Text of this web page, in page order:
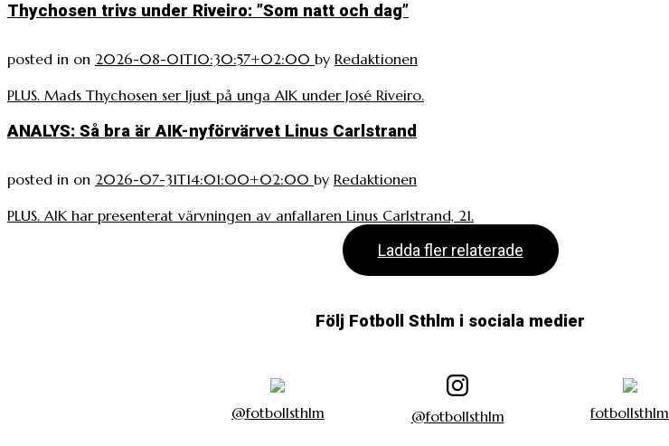
Thychosen trivs under Riveiro: ”Som natt och dag”
posted in on 2026-08-01T10:30:57+02:00 by Redaktionen
PLUS. Mads Thychosen ser ljust på unga AIK under José Riveiro.
ANALYS: Så bra är AIK-nyförvärvet Linus Carlstrand
posted in on 2026-07-31T14:01:00+02:00 by Redaktionen
PLUS. AIK har presenterat värvningen av anfallaren Linus Carlstrand, 21.
Ladda fler relaterade
Följ Fotboll Sthlm i sociala medier
@fotbollsthlm @fotbollsthlm fotbollsthlm